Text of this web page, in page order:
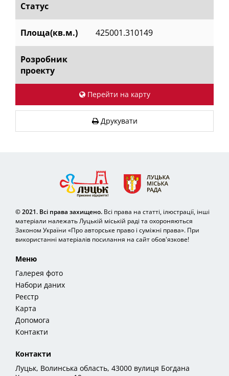
Статус
Площа(кв.м.) 425001.310149
Розробник
проекту
Перейти на карту
Друкувати
© 2021. Всі права захищено. Всі права на статті, ілюстрації, інші
матеріали належать Луцькій міській раді та охороняються
Законом України «Про авторське право і суміжні права». При
використанні матеріалів посилання на сайт обов'язкове!
Меню
Галерея фото
Набори даних
Реєстр
Карта
Допомога
Контакти
Контакти
Луцьк, Волинська область, 43000 вулиця Богдана